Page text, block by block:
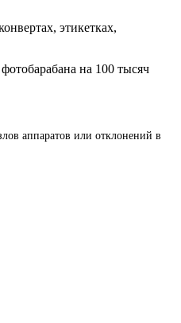
этикетках,
на 100 тысяч
аппаратов или отклонений в